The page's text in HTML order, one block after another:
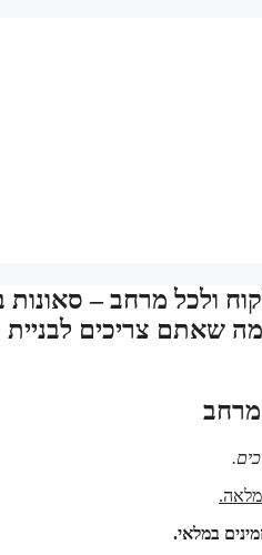
ולכל מרחב – סאונות
שאתם צריכים לבניית
מרחב
מלאה.
במלאי.